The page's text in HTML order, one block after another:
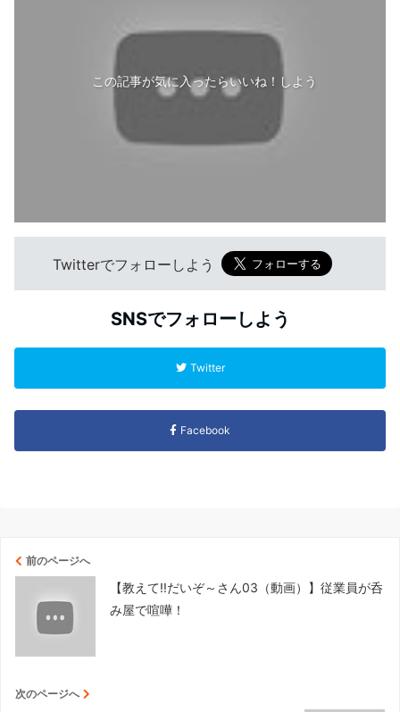
この記事が気に入ったらいいね！しよう
Twitterでフォローしよう
SNSでフォローしよう
Twitter
Facebook
前のページへ
【教えて!!だいぞ～さん03（動画）】従業員が呑
み屋で喧嘩！
次のページへ